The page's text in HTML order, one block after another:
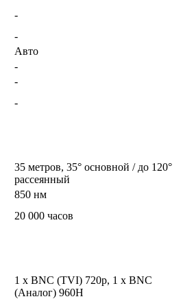
-
-
Авто
-
-
-
35 метров, 35° основной / до 120°
рассеянный
850 нм
20 000 часов
1 x BNC (TVI) 720p, 1 x BNC
(Аналог) 960H